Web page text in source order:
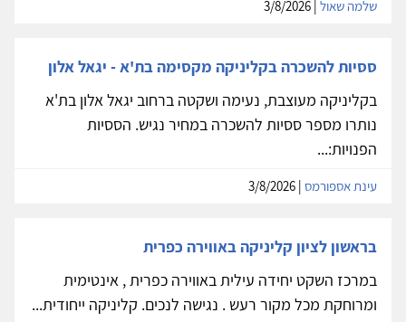
שלמה שאול
ססיות להשכרה בקליניקה מקסימה בת'א - יגאל אלון
בקליניקה מעוצבת, נעימה ושקטה ברחוב יגאל אלון בת'א
נותרו מספר ססיות להשכרה במחיר נגיש. הססיות
הפנויות:...
עינת אספורמס
בראשון לציון קליניקה באווירה כפרית
במרכז השקט יחידה עילית באווירה כפרית , אינטימית
ומרוחקת מכל מקור רעש . נגישה לנכים. קליניקה ייחודית...